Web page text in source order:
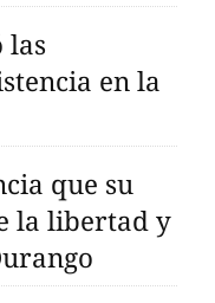
las
en la
que su
la libertad y